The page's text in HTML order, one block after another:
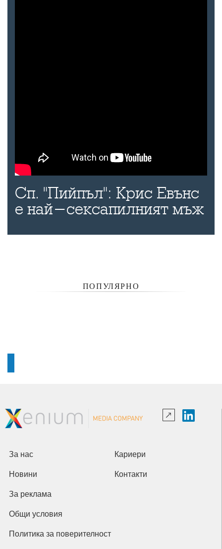
Сп. "Пийпъл": Крис Евънс
е най-сексапилният мъж
ПОПУЛЯРНО
За нас Кариери
Новини Контакти
За реклама
Общи условия
Политика за поверителност